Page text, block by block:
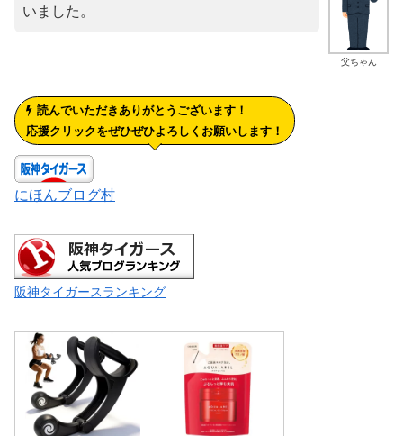
父ちゃん
いました。
読んでいただきありがとうございます！
応援クリックをぜひぜひよろしくお願いします！
にほんブログ村
阪神タイガースランキング